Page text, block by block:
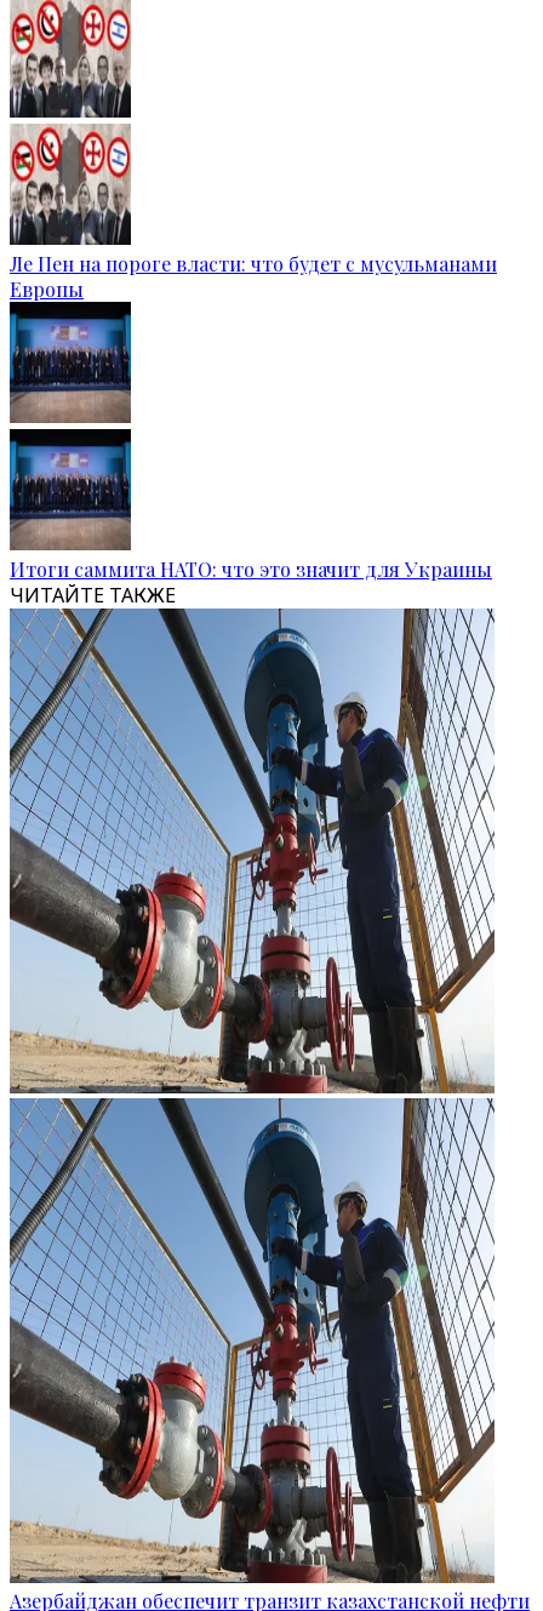
Ле Пен на пороге власти: что будет с мусульманами
Европы
Итоги саммита НАТО: что это значит для Украины
ЧИТАЙТЕ ТАКЖЕ
Азербайджан обеспечит транзит казахстанской нефти